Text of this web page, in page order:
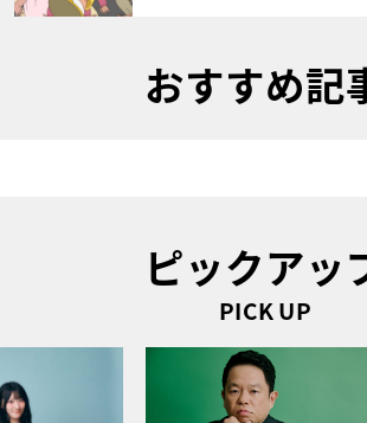
おすすめ記
ピックアッ
PICK UP